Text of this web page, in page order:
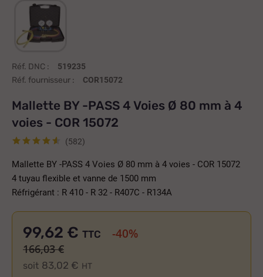
Réf. DNC : 519235
Réf. fournisseur : COR15072
Mallette BY -PASS 4 Voies Ø 80 mm à 4
voies - COR 15072
(582)
Mallette BY -PASS 4 Voies Ø 80 mm à 4 voies - COR 15072
4 tuyau flexible et vanne de 1500 mm
Réfrigérant : R 410 - R 32 - R407C - R134A
99,62 €
soit 83,02 € HT
TTC -40%
166,03 €